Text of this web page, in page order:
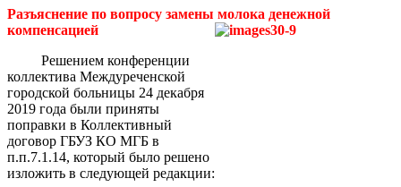
Разъяснение по вопросу замены молока денежной
компенсацией
Решением конференции
коллектива Междуреченской
городской больницы 24 декабря
2019 года были приняты
поправки в Коллективный
договор ГБУЗ КО МГБ в
п.п.7.1.14, который было решено
изложить в следующей редакции: